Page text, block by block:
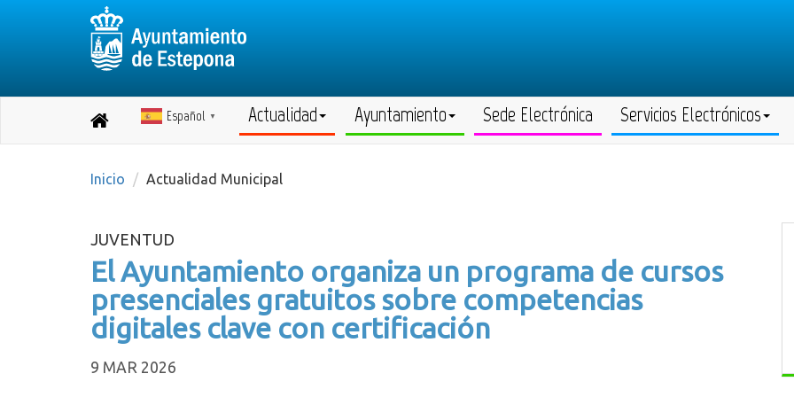
Destino:
inicio
Español ▼ Actualidad Ayuntamiento Sede Electrónica Servicios Electrónicos
Inicio Actualidad Municipal
JUVENTUD
El Ayuntamiento organiza un programa de cursos
presenciales gratuitos sobre competencias
digitales clave con certificación
9 MAR 2026